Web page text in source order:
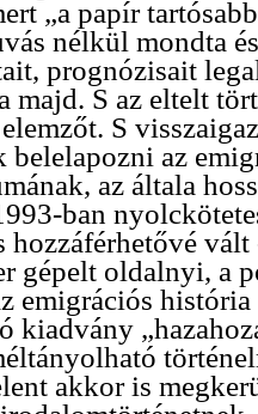
„a papír
nélkül mondta
prognózisait
majd. S az eltelt
S
belelapozni az
az általa
ban
hozzáférhetővé
gépelt oldalnyi, a
emigrációs
kiadvány
akkor is